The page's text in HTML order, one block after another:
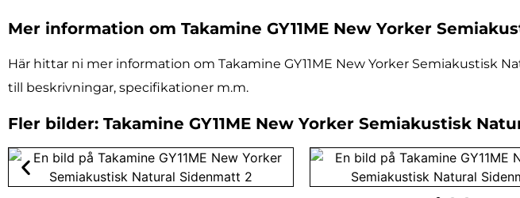
Mer information om Takamine GY11ME New Yorker
Här hittar ni mer information om Takamine GY11ME New Yorker Semiakustisk
till beskrivningar, specifikationer m.m.
Fler bilder: Takamine GY11ME New Yorker Semiakustisk